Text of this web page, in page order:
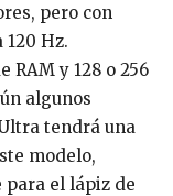
pero con
Hz.
RAM y 128 o 256
algunos
tendrá una
modelo,
para el lápiz de